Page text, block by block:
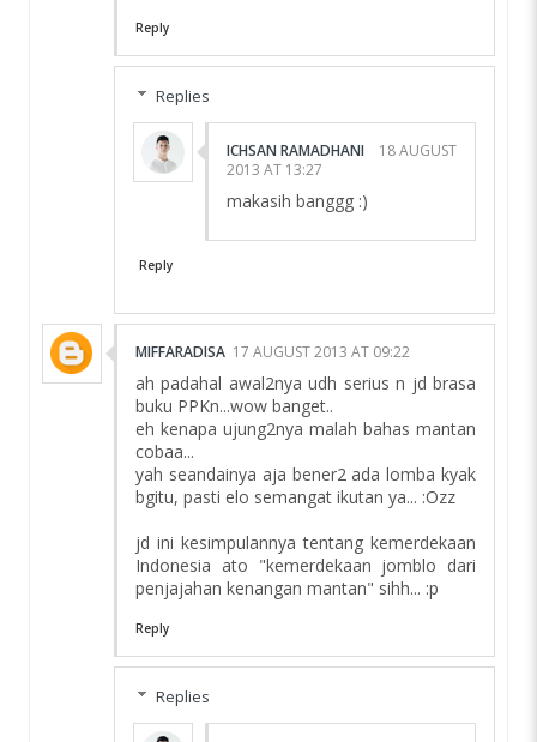
Reply
Replies
ICHSAN RAMADHANI
18 AUGUST
2013 AT 13:27
makasih banggg :)
Reply
MIFFARADISA 17 AUGUST 2013 AT 09:22
ah padahal awal2nya udh serius n jd brasa
buku PPKn...wow banget..
eh kenapa ujung2nya malah bahas mantan
cobaa...
yah seandainya aja bener2 ada lomba kyak
bgitu, pasti elo semangat ikutan ya... :Ozz
jd ini kesimpulannya tentang kemerdekaan
Indonesia ato "kemerdekaan jomblo dari
penjajahan kenangan mantan" sihh... :p
Reply
Replies